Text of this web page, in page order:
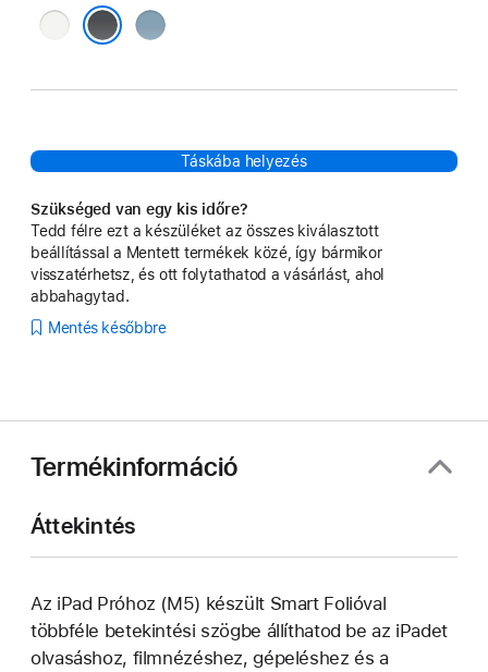
fehér denim
Táskába helyezés
Szükséged van egy kis időre?
Tedd félre ezt a készüléket az összes kiválasztott
beállítással a Mentett termékek közé, így bármikor
visszatérhetsz, és ott folytathatod a vásárlást, ahol
abbahagytad.
Mentés későbbre
Termékinformáció
Áttekintés
Az iPad Próhoz (M5) készült Smart Folióval
többféle betekintési szögbe állíthatod be az iPadet
olvasáshoz, filmnézéshez, gépeléshez és a